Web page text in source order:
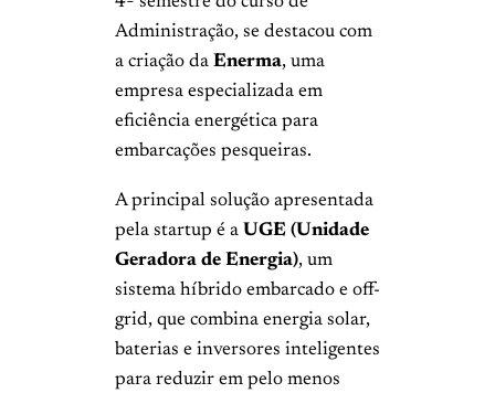
Administração, se destacou com
a criação da Enerma, uma
empresa especializada em
eficiência energética para
embarcações pesqueiras.
A principal solução apresentada
pela startup é a UGE (Unidade
Geradora de Energia), um
sistema híbrido embarcado e off-
grid, que combina energia solar,
baterias e inversores inteligentes
para reduzir em pelo menos